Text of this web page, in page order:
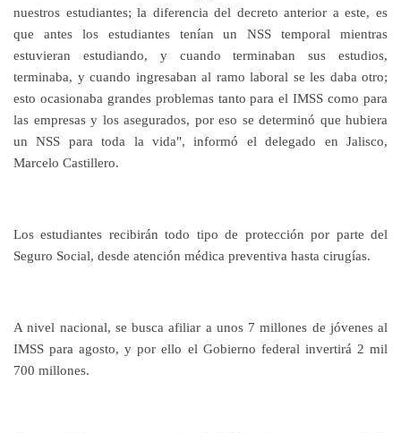
nuestros estudiantes; la diferencia del decreto anterior a este, es
que antes los estudiantes tenían un NSS temporal mientras
estuvieran estudiando, y cuando terminaban sus estudios,
terminaba, y cuando ingresaban al ramo laboral se les daba otro;
esto ocasionaba grandes problemas tanto para el IMSS como para
las empresas y los asegurados, por eso se determinó que hubiera
un NSS para toda la vida", informó el delegado en Jalisco,
Marcelo Castillero.
Los estudiantes recibirán todo tipo de protección por parte del
Seguro Social, desde atención médica preventiva hasta cirugías.
A nivel nacional, se busca afiliar a unos 7 millones de jóvenes al
IMSS para agosto, y por ello el Gobierno federal invertirá 2 mil
700 millones.